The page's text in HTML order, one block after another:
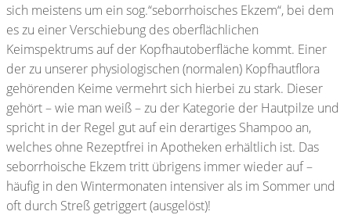
sich meistens um ein sog.“seborrhoisches Ekzem“, bei dem
es zu einer Verschiebung des oberflächlichen
Keimspektrums auf der Kopfhautoberfläche kommt. Einer
der zu unserer physiologischen (normalen) Kopfhautflora
gehörenden Keime vermehrt sich hierbei zu stark. Dieser
gehört – wie man weiß – zu der Kategorie der Hautpilze und
spricht in der Regel gut auf ein derartiges Shampoo an,
welches ohne Rezeptfrei in Apotheken erhältlich ist. Das
seborrhoische Ekzem tritt übrigens immer wieder auf –
häufig in den Wintermonaten intensiver als im Sommer und
oft durch Streß getriggert (ausgelöst)!